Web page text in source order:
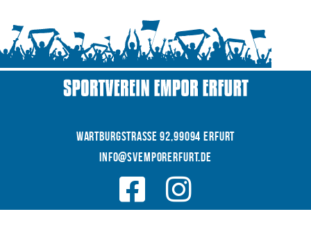
WARTBURGSTRAße 92,99094 Erfurt
INFO@SVEMPORERFURT.de